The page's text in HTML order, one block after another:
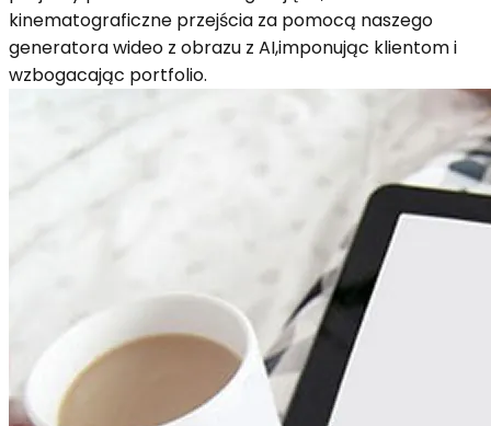
kinematograficzne przejścia za pomocą naszego
generatora wideo z obrazu z AI,imponując klientom i
wzbogacając portfolio.